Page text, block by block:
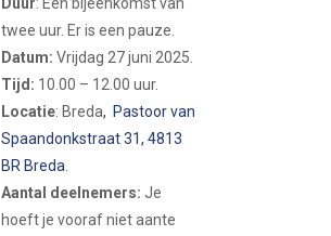
twee uur. Er is een pauze.
Datum: Vrijdag 27 juni 2025.
Tijd: 10.00 – 12.00 uur.
Locatie: Breda, Pastoor van
Spaandonkstraat 31, 4813
BR Breda
Aantal deelnemers: Je
hoeft je vooraf niet aante